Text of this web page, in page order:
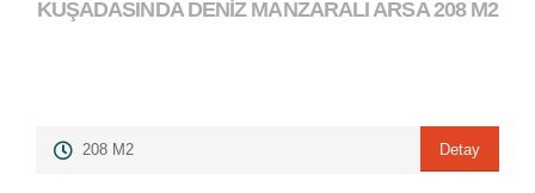
KUŞADASINDA DENİZ MANZARALI ARSA 208 M2
208 M2 Detay